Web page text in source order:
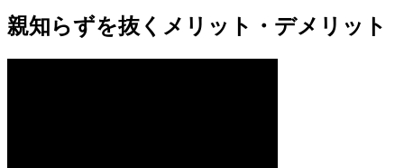
親知らずを抜くメリット・デメリット